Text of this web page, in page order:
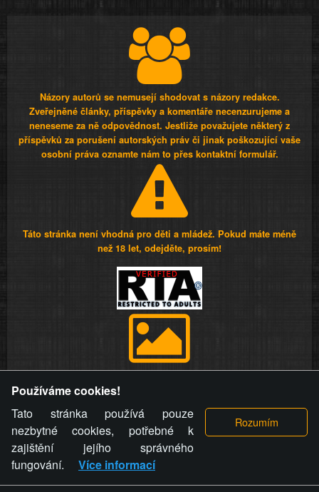
Názory autorů se nemusejí shodovat s názory redakce.
Zveřejněné články, příspěvky a komentáře necenzurujeme a
neneseme za ně odpovědnost. Jestliže považujete některý z
příspěvků za porušení autorských práv či jinak poškozující vaše
osobní práva oznamte nám to přes kontaktní formulář.
Táto stránka není vhodná pro děti a mládež. Pokud máte méně
než 18 let, odejděte, prosím!
videa a komentáře. Osoba, které se toto opatření provozovatele
stránky týče, ani osoba, která umístila fotografii nebo video na
stránku, nemůže z důvodu odstranění fotografie, videa nebo
komentáře pro výše uvedenou okolnost uplatnit vůči
provozovateli stránky žádný nárok na náhradu škody nebo
nemajetkové újmy.
Používáme cookies!
Tato stránka používá pouze
nezbytné cookies, potřebné k
zajištění jejího správného
fungování.
Více informací